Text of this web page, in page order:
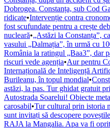
Dobrogea. Constanța, sub Cod
ridicate•Intervenție contra
fost scufundate pentru a crește
nucleară•„Astăzi la Constanța”,
vasului „Dalmația”, în urmă cu
România la ratingul „Baa3”, dar
riscuri vede agenția•Aur pentru
Internațională de Inteligență
Burileanu, în topul mondial•
astăzi, la pas. Tur ghidat gratuit
Autostrada Soarelui! Obiecte
carosabil•Tur cultural prin istoria
sunt invitați să descopere
RAJA la Mangalia. Apa va fi